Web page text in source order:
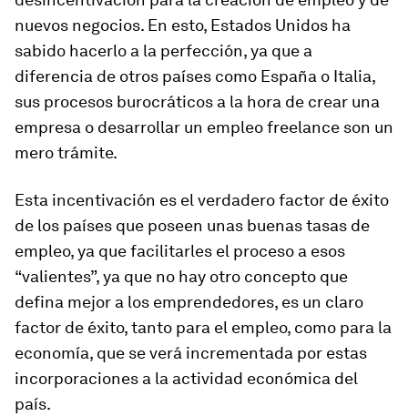
nuevos negocios. En esto, Estados Unidos ha
sabido hacerlo a la perfección, ya que a
diferencia de otros países como España o Italia,
sus procesos burocráticos a la hora de crear una
empresa o desarrollar un empleo freelance son un
mero trámite.
Esta incentivación es el verdadero factor de éxito
de los países que poseen unas buenas tasas de
empleo, ya que facilitarles el proceso a esos
“valientes”, ya que no hay otro concepto que
defina mejor a los emprendedores, es un claro
factor de éxito, tanto para el empleo, como para la
economía, que se verá incrementada por estas
incorporaciones a la actividad económica del
país.